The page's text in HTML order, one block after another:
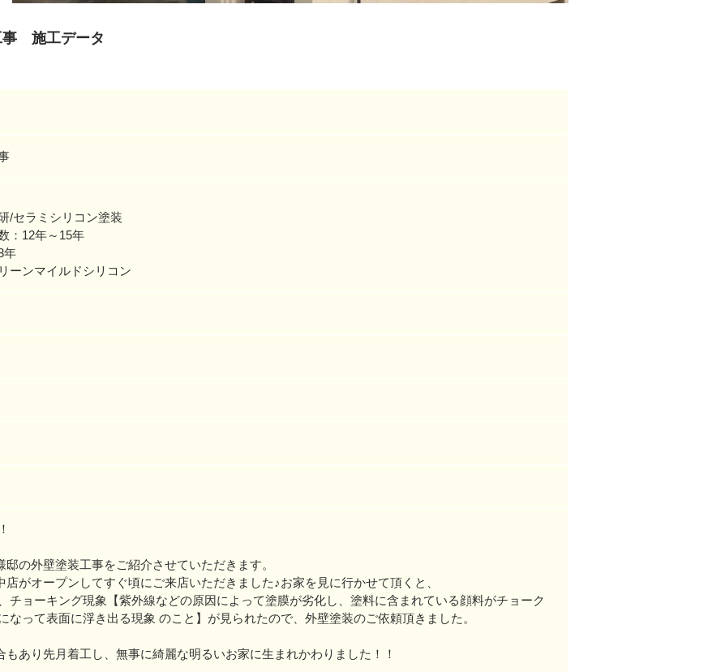
事 施工データ
/セラミシリコン塗装
：12年～15年
年
ーンマイルドシリコン
邸の外壁塗装工事をご紹介させていただきます。
店がオープンしてすぐ頃にご来店いただきました♪お家を見に行かせて頂くと、
チョーキング現象【紫外線などの原因によって塗膜が劣化し、塗料に含まれている顔料がチョーク
なって表面に浮き出る現象 のこと】が見られたので、外壁塗装のご依頼頂きました。
もあり先月着工し、無事に綺麗な明るいお家に生まれかわりました！！